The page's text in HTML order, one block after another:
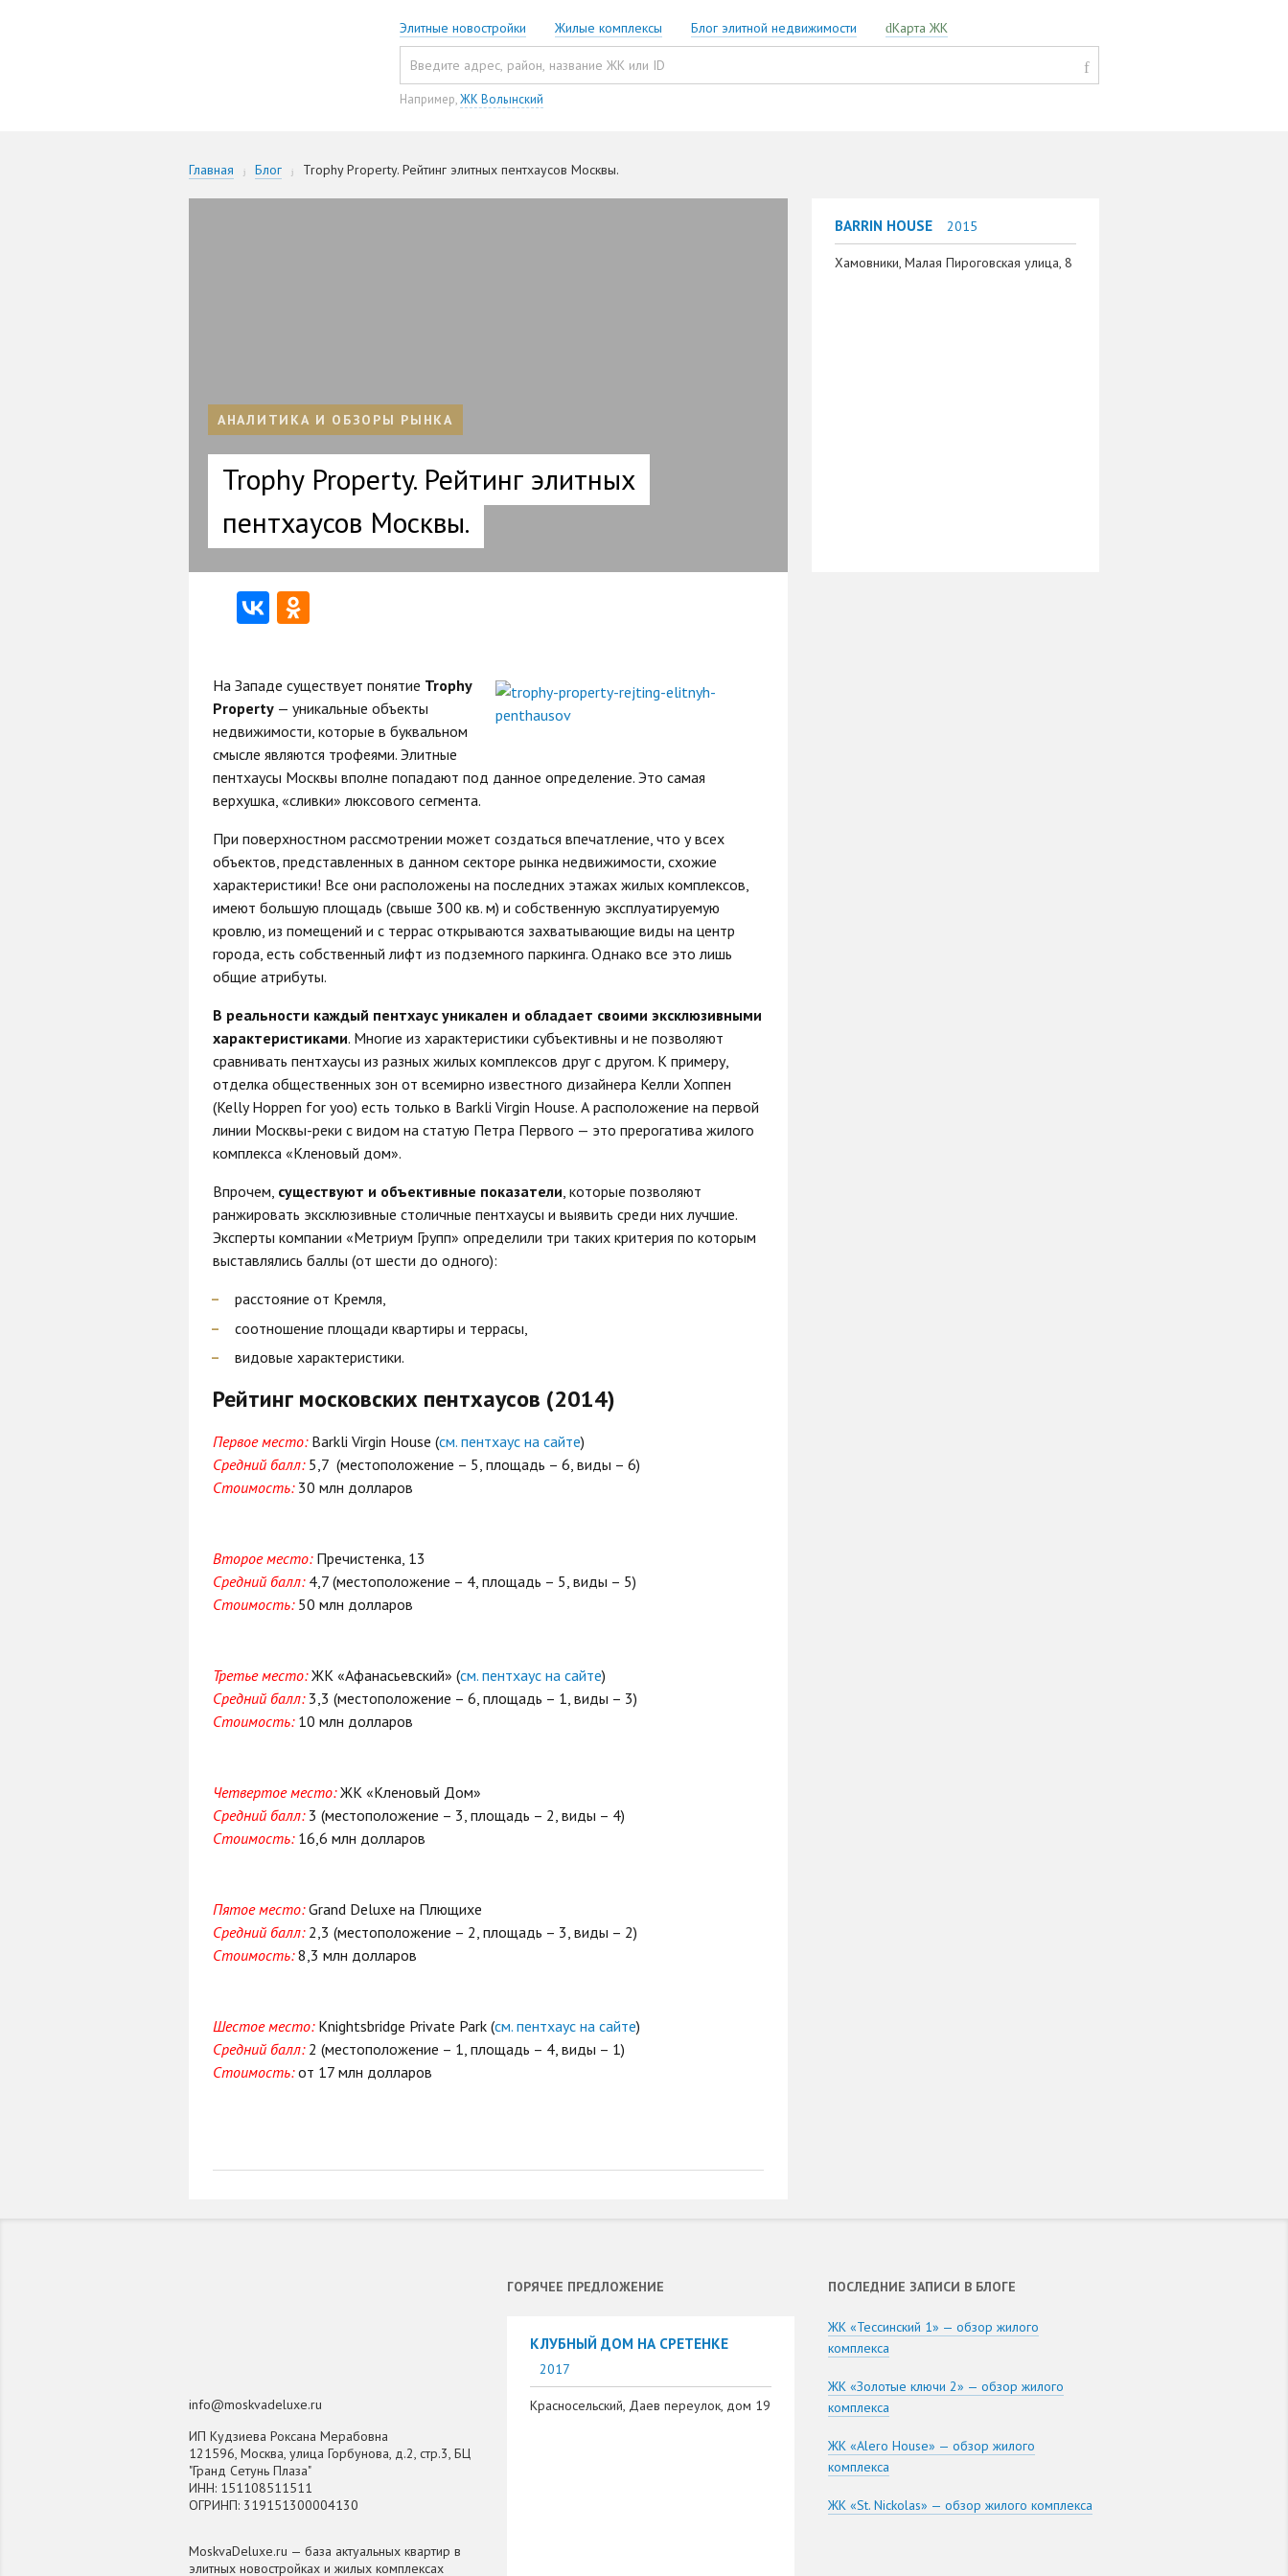
Элитные новостройки Жилые комплексы Блог элитной недвижимости Карта ЖК
Например,ЖК Волынский
Главная Блог Trophy Property. Рейтинг элитных пентхаусов Москвы.
АНАЛИТИКА И ОБЗОРЫ РЫНКА
Trophy Property. Рейтинг элитных
пентхаусов Москвы.
BARRIN HOUSE 2015
Хамовники, Малая Пироговская улица, 8
На Западе существует понятие Trophy
Property — уникальные объекты
недвижимости, которые в буквальном
смысле являются трофеями. Элитные
пентхаусы Москвы вполне попадают под данное определение. Это самая
верхушка, «сливки» люксового сегмента.
При поверхностном рассмотрении может создаться впечатление, что у всех
объектов, представленных в данном секторе рынка недвижимости, схожие
характеристики! Все они расположены на последних этажах жилых комплексов,
имеют большую площадь (свыше 300 кв. м) и собственную эксплуатируемую
кровлю, из помещений и с террас открываются захватывающие виды на центр
города, есть собственный лифт из подземного паркинга. Однако все это лишь
общие атрибуты.
В реальности каждый пентхаус уникален и обладает своими эксклюзивными
характеристиками. Многие из характеристики субъективны и не позволяют
сравнивать пентхаусы из разных жилых комплексов друг с другом. К примеру,
отделка общественных зон от всемирно известного дизайнера Келли Хоппен
(Kelly Hoppen for yoo) есть только в Barkli Virgin House. А расположение на первой
линии Москвы-реки с видом на статую Петра Первого — это прерогатива жилого
комплекса «Кленовый дом».
Впрочем, существуют и объективные показатели, которые позволяют
ранжировать эксклюзивные столичные пентхаусы и выявить среди них лучшие.
Эксперты компании «Метриум Групп» определили три таких критерия по которым
выставлялись баллы (от шести до одного):
расстояние от Кремля,
соотношение площади квартиры и террасы,
видовые характеристики.
Рейтинг московских пентхаусов (2014)
Первое место:Barkli Virgin House (см. пентхаус на сайте)
Средний балл:5,7 (местоположение – 5, площадь – 6, виды – 6)
Стоимость:30 млн долларов
Второе место:Пречистенка, 13
Средний балл:4,7 (местоположение – 4, площадь – 5, виды – 5)
Стоимость:50 млн долларов
Третье место:ЖК «Афанасьевский» (см. пентхаус на сайте)
Средний балл:3,3 (местоположение – 6, площадь – 1, виды – 3)
Стоимость:10 млн долларов
Четвертое место:ЖК «Кленовый Дом»
Средний балл:3 (местоположение – 3, площадь – 2, виды – 4)
Стоимость:16,6 млн долларов
Пятое место:Grand Deluxe на Плющихе
Средний балл:2,3 (местоположение – 2, площадь – 3, виды – 2)
Стоимость:8,3 млн долларов
Шестое место:Knightsbridge Private Park (см. пентхаус на сайте)
Средний балл:2 (местоположение – 1, площадь – 4, виды – 1)
Стоимость:от 17 млн долларов
info@moskvadeluxe.ru
ИП Кудзиева Роксана Мерабовна
121596, Москва, улица Горбунова, д.2, стр.3, БЦ
"Гранд Сетунь Плаза"
ИНН: 151108511511
ОГРИНП: 319151300004130
MoskvaDeluxe.ru — база актуальных квартир в
элитных новостройках и жилых комплексах
ГОРЯЧЕЕ ПРЕДЛОЖЕНИЕ
КЛУБНЫЙ ДОМ НА СРЕТЕНКЕ
2017
Красносельский, Даев переулок, дом 19
ПОСЛЕДНИЕ ЗАПИСИ В БЛОГЕ
ЖК «Тессинский 1» — обзор жилого
комплекса
ЖК «Золотые ключи 2» — обзор жилого
комплекса
ЖК «Alero House» — обзор жилого
комплекса
ЖК «St. Nickolas» — обзор жилого комплекса